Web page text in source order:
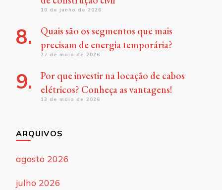
10 de junho de 2026
Quais são os segmentos que mais
precisam de energia temporária?
27 de maio de 2026
Por que investir na locação de cabos
elétricos? Conheça as vantagens!
13 de maio de 2026
ARQUIVOS
agosto 2026
julho 2026